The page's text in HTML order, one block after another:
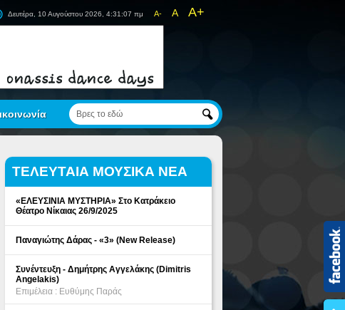
A- A A+
Δευτέρα, 10 Αυγούστου 2026, 4:31:07 πμ
ΤΕΛΕΥΤΑΙΑ ΜΟΥΣΙΚΑ ΝΕΑ
«ΕΛΕΥΣΙΝΙΑ ΜΥΣΤΗΡΙΑ» Στο Κατράκειο
Θέατρο Νίκαιας 26/9/2025
Παναγιώτης Δάρας - «3» (New Release)
Συνέντευξη - Δημήτρης Αγγελάκης (Dimitris
Angelakis)
Επιμέλεια : Ευθύμης Παράς